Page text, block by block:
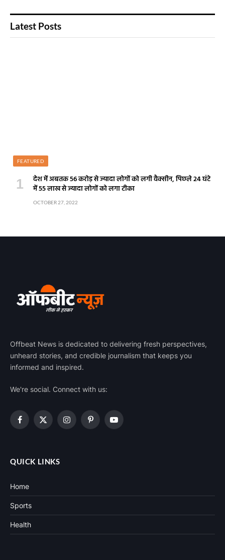
Latest Posts
FEATURED
देश में अबतक 56 करोड़ से ज्यादा लोगों को लगी वैक्सीन, पिछले 24 घंटे
में 55 लाख से ज्यादा लोगों को लगा टीका
OCTOBER 27, 2022
Offbeat News is dedicated to delivering fresh perspectives,
unheard stories, and credible journalism that keeps you
informed and inspired.
We're social. Connect with us:
Facebook
X
InstagramPinterestYouTube
QUICK LINKS
Home
Sports
Health